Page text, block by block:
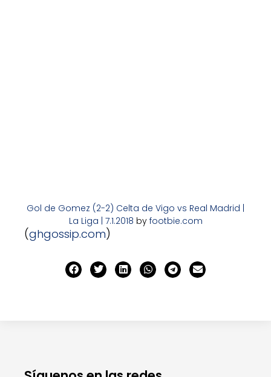
Gol de Gomez (2-2) Celta de Vigo vs Real Madrid |
La Liga | 7.1.2018 by footbie.com
(ghgossip.com)